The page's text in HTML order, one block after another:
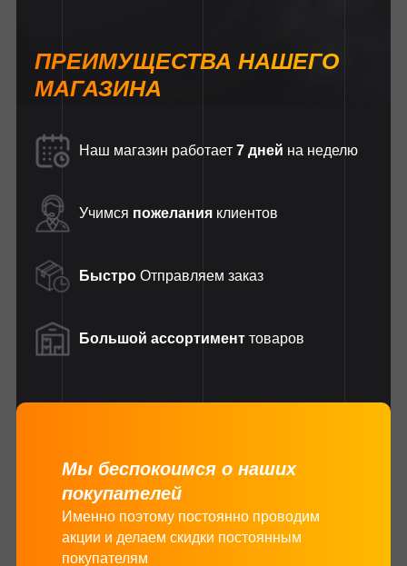
ПРЕИМУЩЕСТВА НАШЕГО
МАГАЗИНА
Наш магазин работает 7 дней на неделю
Учимся пожелания клиентов
Быстро Отправляем заказ
Большой ассортимент товаров
Мы беспокоимся о наших
покупателей
Именно поэтому постоянно проводим
акции и делаем скидки постоянным
покупателям